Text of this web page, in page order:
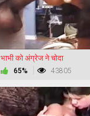
भाभी को अंग्रेज ने चोदा
65% 43805